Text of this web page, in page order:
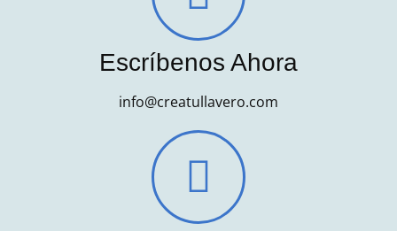
Escríbenos Ahora
info@creatullavero.com